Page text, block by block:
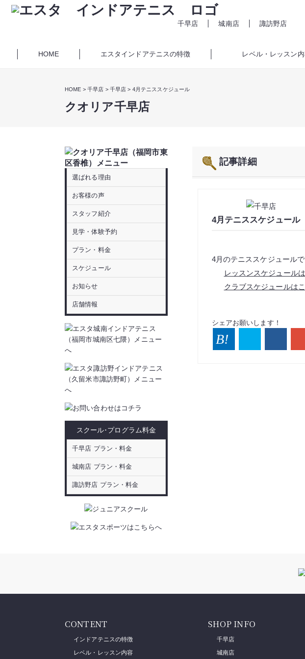
千早店 城南店 諏訪野店
HOME エスタインドアテニスの特徴 レベル・レッスン
HOME 千早店 千早店 4月テニススケジュール
クオリア千早店
記事詳細
4月テニススケジュール
4月のテニススケジュールで
レッスンスケジュール
クラブスケジュールは
シェアお願いします！
選ばれる理由
お客様の声
スタッフ紹介
見学・体験予約
プラン・料金
スケジュール
お知らせ
店舗情報
スクール･プログラム料金
千早店 プラン・料金
城南店 プラン・料金
諏訪野店 プラン・料金
CONTENT
インドアテニスの特徴
レベル・レッスン内容
SHOP INFO
千早店
城南店